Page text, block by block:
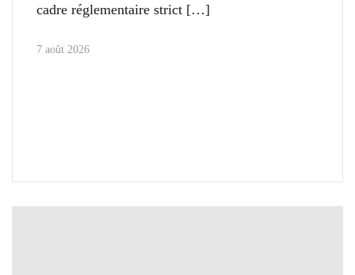
cadre réglementaire strict
7 août 2026